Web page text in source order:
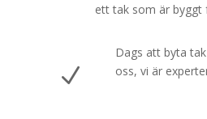
ett tak som är byggt
N
Dags att byta
oss, vi är